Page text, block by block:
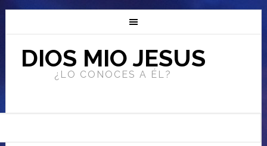
DIOS MIO JESUS
¿LO CONOCES A ÉL?